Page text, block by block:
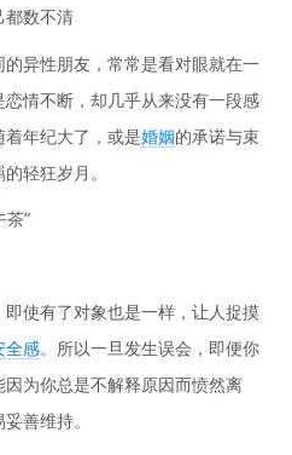
都数不清
异性朋友，常常是看对眼就在一
情不断，却几乎从来没有一段感
年纪大了，或是婚姻的承诺与束
轻狂岁月。
茶”
使有了对象也是一样，让人捉摸
全感。所以一旦发生误会，即便你
为你总是不解释原因而愤然离
善维持。